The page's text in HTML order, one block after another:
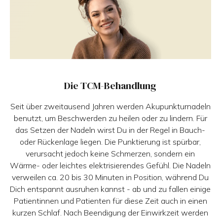
Die TCM-Behandlung
Seit über zweitausend Jahren werden Akupunkturnadeln
benutzt, um Beschwerden zu heilen oder zu lindern. Für
das Setzen der Nadeln wirst Du in der Regel in Bauch-
oder Rückenlage liegen. Die Punktierung ist spürbar,
verursacht jedoch keine Schmerzen, sondern ein
Wärme- oder leichtes elektrisierendes Gefühl. Die Nadeln
verweilen ca. 20 bis 30 Minuten in Position, während Du
Dich entspannt ausruhen kannst - ab und zu fallen einige
Patientinnen und Patienten für diese Zeit auch in einen
kurzen Schlaf. Nach Beendigung der Einwirkzeit werden